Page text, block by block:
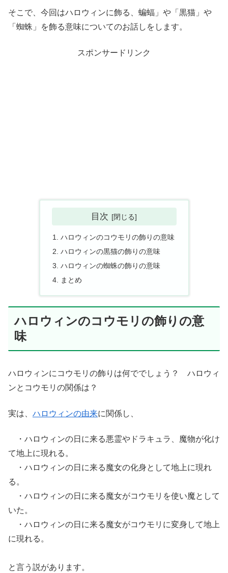
そこで、今回はハロウィンに飾る、蝙蝠」や「黒猫」や
「蜘蛛」を飾る意味についてのお話しをします。
スポンサードリンク
目次
ハロウィンのコウモリの飾りの意味
ハロウィンの黒猫の飾りの意味
ハロウィンの蜘蛛の飾りの意味
まとめ
ハロウィンのコウモリの飾りの意
味
ハロウィンにコウモリの飾りは何ででしょう？ ハロウィ
ンとコウモリの関係は？
実は、 ハロウィンの由来に関係し、
・ハロウィンの日に来る悪霊やドラキュラ、魔物が化け
て地上に現れる。
・ハロウィンの日に来る魔女の化身として地上に現れ
る。
・ハロウィンの日に来る魔女がコウモリを使い魔として
いた。
・ハロウィンの日に来る魔女がコウモリに変身して地上
に現れる。
と言う説があります。